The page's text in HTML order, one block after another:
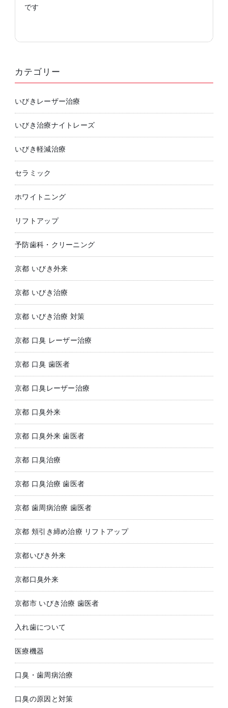
です
カテゴリー
いびきレーザー治療
いびき治療ナイトレーズ
いびき軽減治療
セラミック
ホワイトニング
リフトアップ
予防歯科・クリーニング
京都 いびき外来
京都 いびき治療
京都 いびき治療 対策
京都 口臭 レーザー治療
京都 口臭 歯医者
京都 口臭レーザー治療
京都 口臭外来
京都 口臭外来 歯医者
京都 口臭治療
京都 口臭治療 歯医者
京都 歯周病治療 歯医者
京都 頬引き締め治療 リフトアップ
京都いびき外来
京都口臭外来
京都市 いびき治療 歯医者
入れ歯について
医療機器
口臭・歯周病治療
口臭の原因と対策